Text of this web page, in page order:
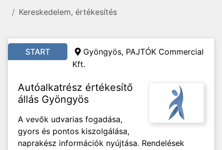
Kereskedelem, értékesítés
START
Gyöngyös, PAJTÓK Commercial
Kft.
Autóalkatrész értékesítő
állás Gyöngyös
A vevők udvarias fogadása,
gyors és pontos kiszolgálása,
naprakész információk nyújtása. Rendelések